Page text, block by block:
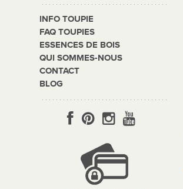
INFO TOUPIE
FAQ TOUPIES
ESSENCES DE BOIS
QUI SOMMES-NOUS
CONTACT
BLOG